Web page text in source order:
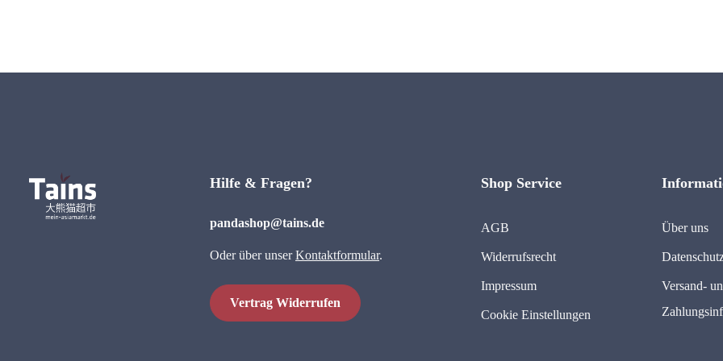
Hilfe & Fragen?
pandashop@tains.de
Oder über unserKontaktformular.
Vertrag Widerrufen
Shop Service
AGB
Widerrufsrecht
Impressum
Cookie Einstellungen
Über uns
Versand-